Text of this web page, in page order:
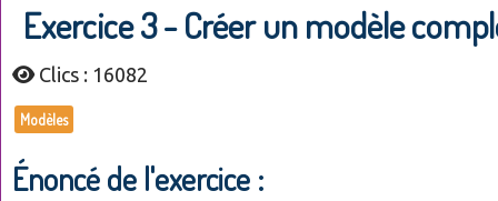
Exercice 3 - Créer un modèle
Clics : 16082
Modèles
Énoncé de l'exercice :